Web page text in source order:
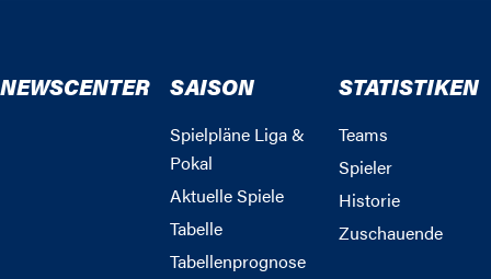
NEWSCENTER SAISON
Spielpläne Liga &
Pokal
Aktuelle Spiele
Tabelle
Tabellenprognose
STATISTIKEN
Teams
Spieler
Historie
Zuschauende